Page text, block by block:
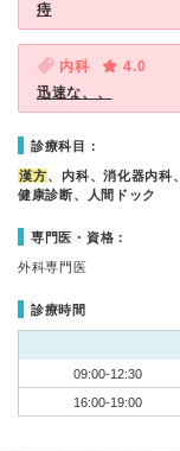
痔
内科
4.0
迅速な、、
診療科目：
漢方、内科、消化器内科
健康診断、人間ドック
専門医・資格：
外科専門医
診療時間
09:00-12:30
16:00-19:00